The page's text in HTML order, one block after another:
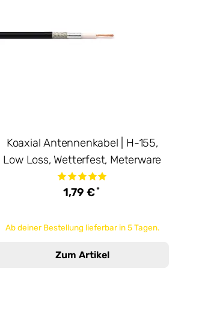
Koaxial Antennenkabel | H-155,
Low Loss, Wetterfest, Meterware
1,79 €*
Ab deiner Bestellung lieferbar in 5 Tagen.
Zum Artikel